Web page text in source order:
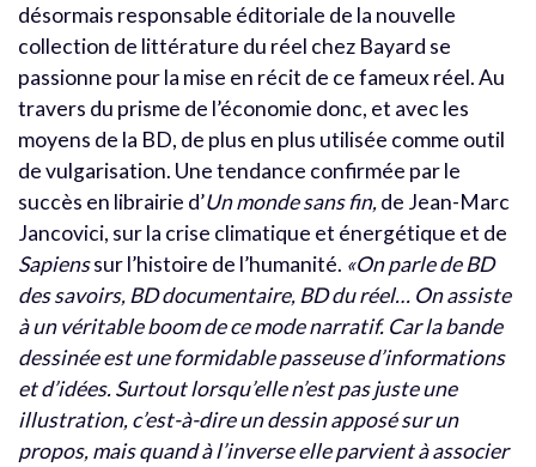
désormais responsable éditoriale de la nouvelle
collection de littérature du réel chez Bayard se
passionne pour la mise en récit de ce fameux réel. Au
travers du prisme de l’économie donc, et avec les
moyens de la BD, de plus en plus utilisée comme outil
de vulgarisation. Une tendance confirmée par le
succès en librairie d’Un monde sans fin,de Jean-Marc
Jancovici, sur la crise climatique et énergétique et de
Sapienssur l’histoire de l’humanité. «On parle de BD
des savoirs, BD documentaire, BD du réel… On assiste
à un véritable boom de ce mode narratif. Car la bande
dessinée est une formidable passeuse d’informations
et d’idées. Surtout lorsqu’elle n’est pas juste une
illustration, c’est-à-dire un dessin apposé sur un
propos, mais quand à l’inverse elle parvient à associer